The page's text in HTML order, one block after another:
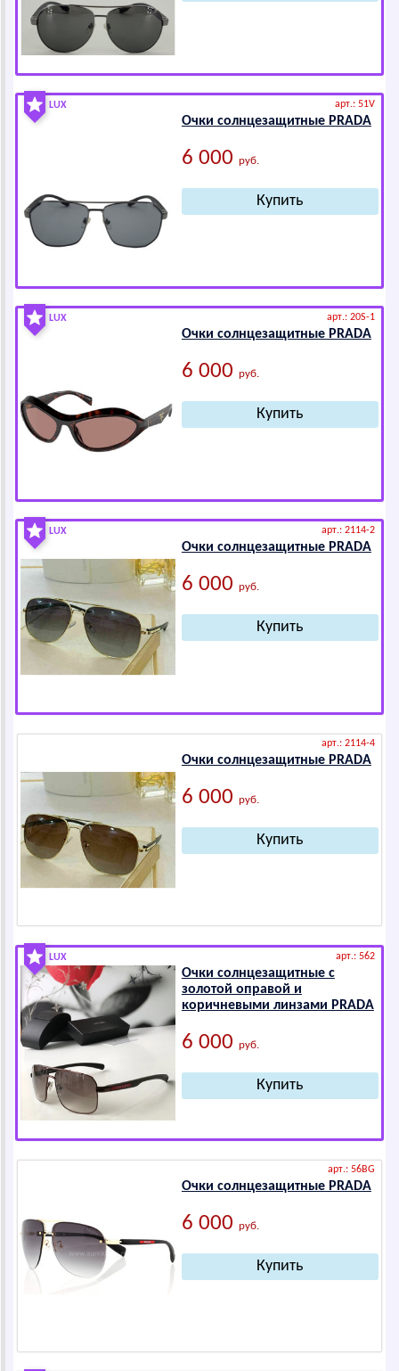
LUX арт.: 51V
Очки солнцезащитные РRАDА
6 000 руб.
LUX арт.: 20S-1
Очки солнцезащитные РRАDА
6 000 руб.
LUX арт.: 2114-2
Очки солнцезащитные РRАDА
6 000 руб.
арт.: 2114-4
Очки солнцезащитные РRАDА
6 000 руб.
LUX арт.: 562
Очки солнцезащитные c
золотой оправой и
коричневыми линзами РRАDА
6 000 руб.
арт.: 56BG
Очки солнцезащитные РRАDА
6 000 руб.